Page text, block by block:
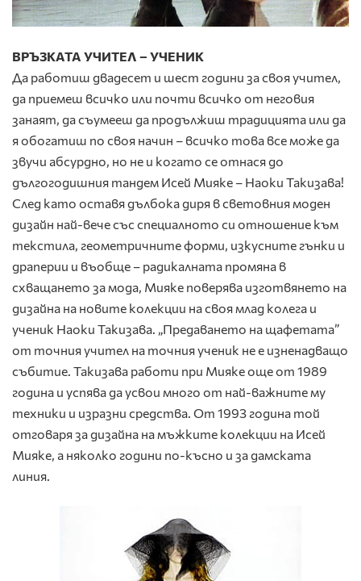
ВРЪЗКАТА УЧИТЕЛ – УЧЕНИК
Да работиш двадесет и шест години за своя учител,
да приемеш всичко или почти всичко от неговия
занаят, да съумееш да продължиш традицията или да
я обогатиш по своя начин – всичко това все може да
звучи абсурдно, но не и когато се отнася до
дългогодишния тандем Исей Мияке – Наоки Такизава!
След като оставя дълбока диря в световния моден
дизайн най-вече със специалното си отношение към
текстила, геометричните форми, изкусните гънки и
драперии и въобще – радикалната промяна в
схващането за мода, Мияке поверява изготвянето на
дизайна на новите колекции на своя млад колега и
ученик Наоки Такизава. „Предаването на щафетата”
от точния учител на точния ученик не е изненадващо
събитие. Такизава работи при Мияке още от 1989
година и успява да усвои много от най-важните му
техники и изразни средства. От 1993 година той
отговаря за дизайна на мъжките колекции на Исей
Мияке, а няколко години по-късно и за дамската
линия.